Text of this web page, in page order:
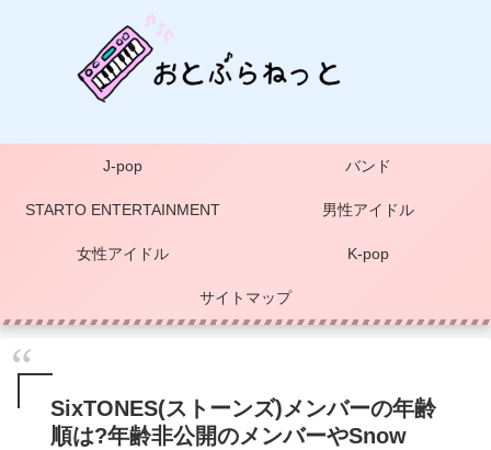
J-pop バンド
STARTO ENTERTAINMENT 男性アイドル
女性アイドル K-pop
サイトマップ
SixTONES(ストーンズ)メンバーの年齢
順は?年齢非公開のメンバーやSnow